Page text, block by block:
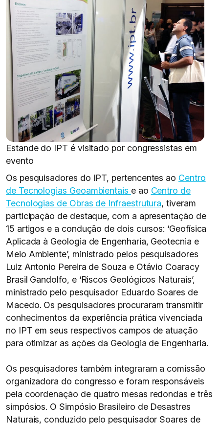
Estande do IPT é visitado por congressistas em
evento
Os pesquisadores do IPT, pertencentes ao Centro
de Tecnologias Geoambientais e ao Centro de
Tecnologias de Obras de Infraestrutura, tiveram
participação de destaque, com a apresentação de
15 artigos e a condução de dois cursos: ‘Geofísica
Aplicada à Geologia de Engenharia, Geotecnia e
Meio Ambiente’, ministrado pelos pesquisadores
Luiz Antonio Pereira de Souza e Otávio Coaracy
Brasil Gandolfo, e ‘Riscos Geológicos Naturais’,
ministrado pelo pesquisador Eduardo Soares de
Macedo. Os pesquisadores procuraram transmitir
conhecimentos da experiência prática vivenciada
no IPT em seus respectivos campos de atuação
para otimizar as ações da Geologia de Engenharia.
Os pesquisadores também integraram a comissão
organizadora do congresso e foram responsáveis
pela coordenação de quatro mesas redondas e três
simpósios. O Simpósio Brasileiro de Desastres
Naturais, conduzido pelo pesquisador Soares de